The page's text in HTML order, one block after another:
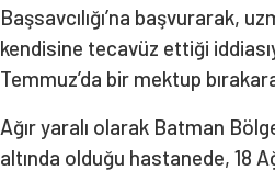
Başsavcılığı’na başvurarak,
kendisine tecavüz ettiği
Temmuz’da bir mektup
Ağır yaralı olarak Batman
altında olduğu hastanede, 18